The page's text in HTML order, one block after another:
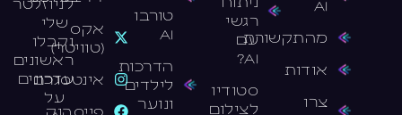
AI
מהתקשורת
אודות
צרו
רגשי
עם
AI?
סטודיו
לצילום
טורבו
AI
הדרכות
לילדים
ונוער
אקס
(טוויטר)
אינטסגרם
פייסבוק
שלי
וקבלו
ראשונים
עדכונים
על